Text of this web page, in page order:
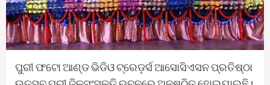
ପୁରୀ ଫଟୋ ଆଣ୍ଡ ଭିଡିଓ ଟ୍ରେଡ଼ର୍ସ ଆସୋସିଏସନ ପ୍ରତିଷ୍ଠା